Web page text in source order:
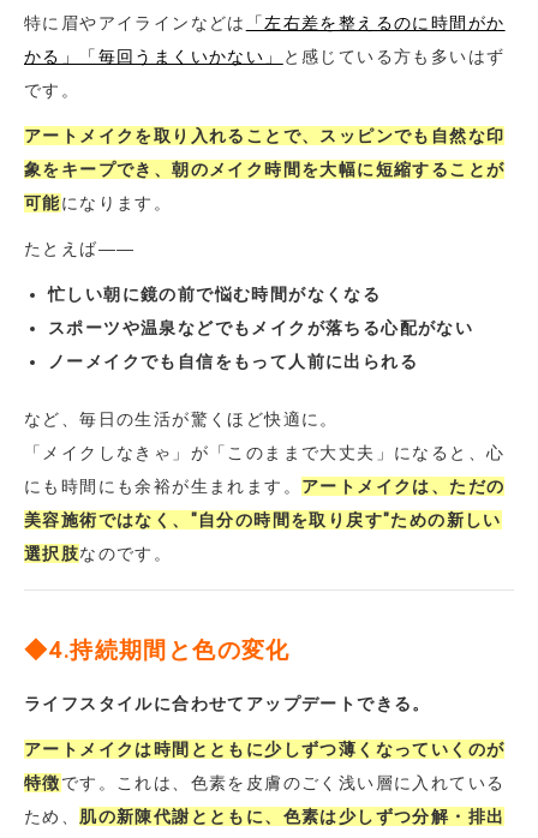
特に眉やアイラインなどは
「左右差を整えるのに時間がか
かる」「毎回うまくいかない」
と感じている方も多いはず
です。
アートメイクを取り入れることで、スッピンでも自然な印
象をキープでき、朝のメイク時間を大幅に短縮することが
可能になります。
たとえば――
忙しい朝に鏡の前で悩む時間がなくなる
スポーツや温泉などでもメイクが落ちる心配がない
ノーメイクでも自信をもって人前に出られる
など、毎日の生活が驚くほど快適に。
「メイクしなきゃ」が「このままで大丈夫」になると、心
にも時間にも余裕が生まれます。 アートメイクは、ただの
美容施術ではなく、"自分の時間を取り戻す"ための新しい
選択肢なのです。
◆4.持続期間と色の変化
ライフスタイルに合わせてアップデートできる。
アートメイクは時間とともに少しずつ薄くなっていくのが
特徴です。これは、色素を皮膚のごく浅い層に入れている
ため、 肌の新陳代謝とともに、色素は少しずつ分解・排出